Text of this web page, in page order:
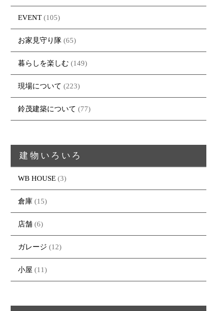
EVENT (105)
お家見守り隊 (65)
暮らしを楽しむ (149)
現場について (223)
鈴茂建築について (77)
建物いろいろ
WB HOUSE (3)
倉庫 (15)
店舗 (6)
ガレージ (12)
小屋 (11)